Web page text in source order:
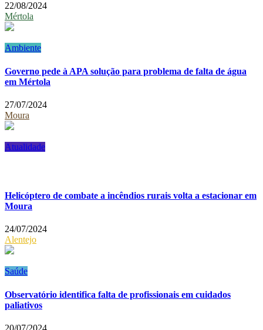
22/08/2024
Mértola
Ambiente
Governo pede à APA solução para problema de falta de água
em Mértola
27/07/2024
Moura
Atualidade
Helicóptero de combate a incêndios rurais volta a estacionar em
Moura
24/07/2024
Alentejo
Saúde
Observatório identifica falta de profissionais em cuidados
paliativos
20/07/2024